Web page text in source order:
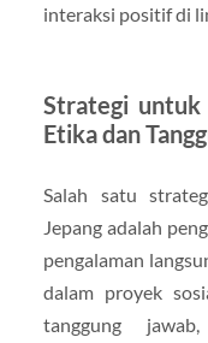
interaksi positif di
Strategi untuk
Etika dan
Salah satu
Jepang adalah
pengalaman
dalam proyek
tanggung